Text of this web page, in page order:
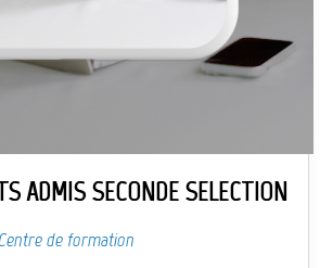
ADMIS SECONDE SELECTION
de formation